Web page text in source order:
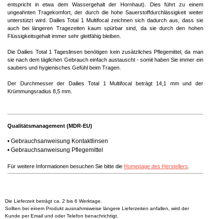
entspricht in etwa dem Wassergehalt der Hornhaut). Dies führt zu einem
ungeahnten Tragekomfort, der durch die hohe Sauerstoffdurchlässigkeit weiter
unterstützt wird. Dailies Total 1 Multifocal zeichnen sich dadurch aus, dass sie
auch bei längeren Tragezeiten kaum spürbar sind, da sie durch den hohen
Flüssigkeitsgehalt immer sehr gleitfähig bleiben.
Die Dailies Total 1 Tageslinsen benötigen kein zusätzliches Pflegemittel, da man
sie nach dem täglichen Gebrauch einfach austauscht - somit haben Sie immer ein
saubers und hygienisches Gefühl beim Tragen.
Der Durchmesser der Dailies Total 1 Multifocal beträgt 14,1 mm und der
Krümmungsradius 8,5 mm.
Qualitätsmanagement (MDR-EU)
• Gebrauchsanweisung Kontaktlinsen
• Gebrauchsanweisung Pflegemittel
Für weitere Informationen besuchen Sie bitte die Homepage des Herstellers.
Die Lieferzeit beträgt ca. 2 bis 6 Werktage.
Sollten bei einem Produkt ausnahmsweise längere Lieferzeiten anfallen, wird der
Kunde per Email und oder Telefon benachrichtigt.